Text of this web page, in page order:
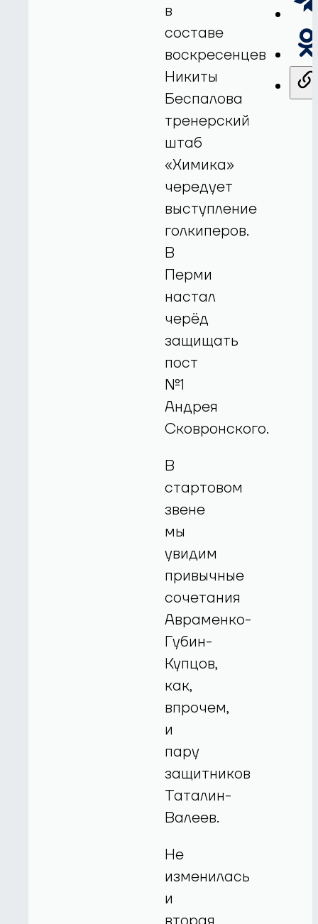
в
составе
воскресенцев
Никиты
Беспалова
тренерский
штаб
«Химика»
чередует
выступление
голкиперов.
В
Перми
настал
черёд
защищать
пост
№1
Андрея
Сковронского.
В
стартовом
звене
мы
увидим
привычные
сочетания
Авраменко-
Губин-
Купцов,
как,
впрочем,
и
пару
защитников
Таталин-
Валеев.
Не
изменилась
и